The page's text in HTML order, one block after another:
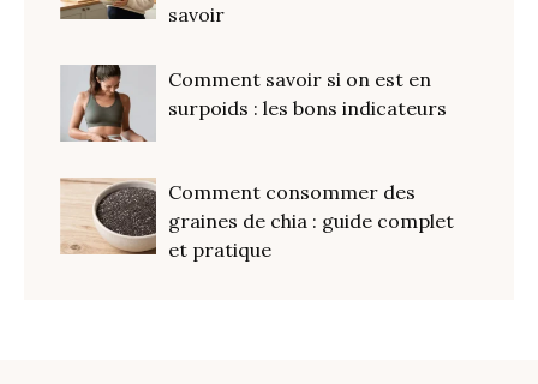
savoir
Comment savoir si on est en
surpoids : les bons indicateurs
Comment consommer des
graines de chia : guide complet
et pratique